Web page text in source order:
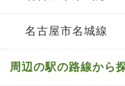
名古屋市名城線
周辺の駅の路線から